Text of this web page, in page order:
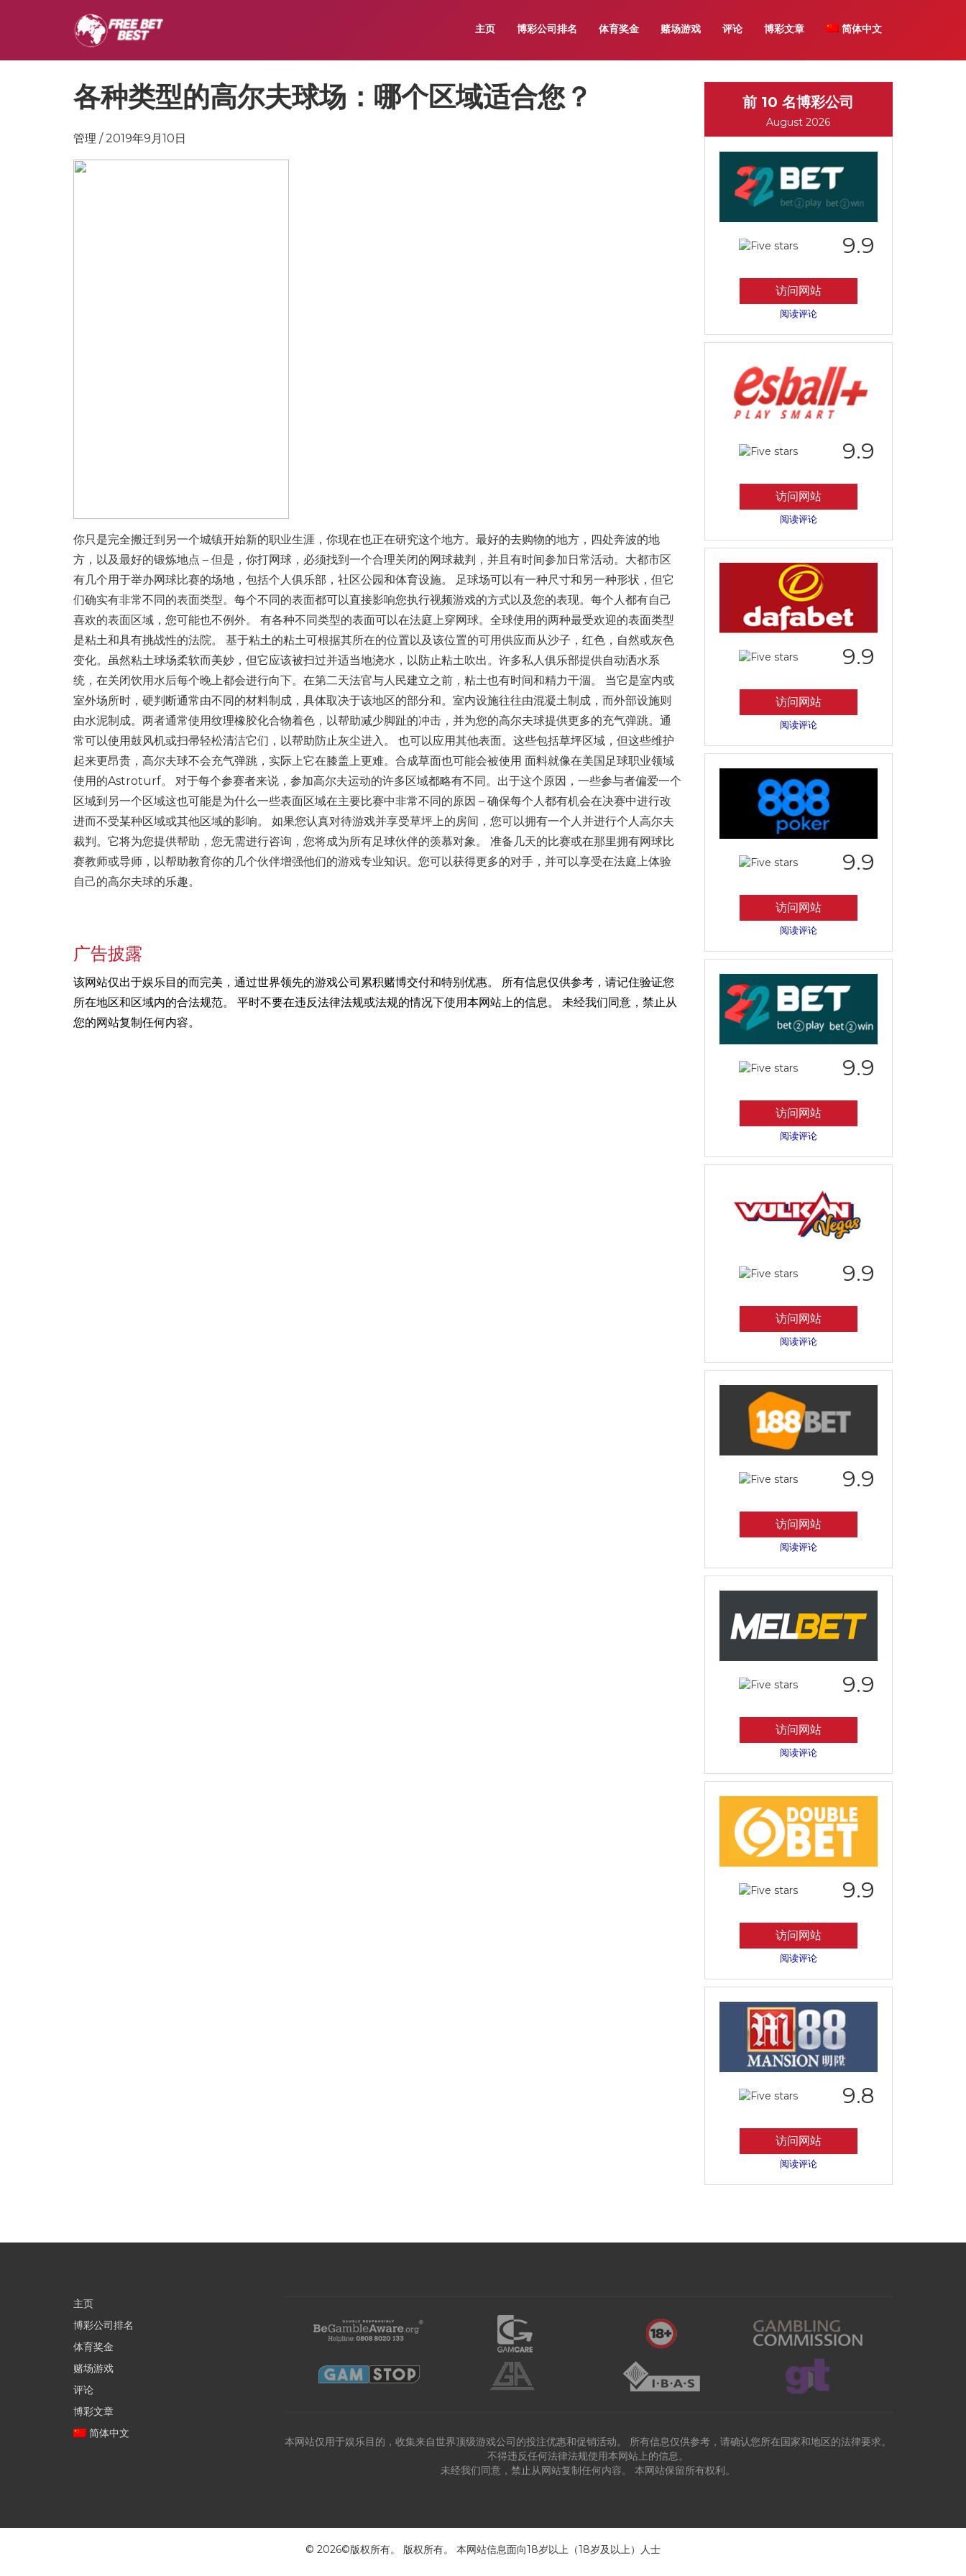
主页 博彩公司排名 体育奖金 赌场游戏 评论 博彩文章 简体中文
各种类型的高尔夫球场：哪个区域适合您？
管理 / 2019年9月10日
你只是完全搬迁到另一个城镇开始新的职业生涯，你现在也正在研究这个地方。最好的去购物的地方，四处奔波的地
方，以及最好的锻炼地点 – 但是，你打网球，必须找到一个合理关闭的网球裁判，并且有时间参加日常活动。大都市区
有几个用于举办网球比赛的场地，包括个人俱乐部，社区公园和体育设施。 足球场可以有一种尺寸和另一种形状，但它
们确实有非常不同的表面类型。每个不同的表面都可以直接影响您执行视频游戏的方式以及您的表现。每个人都有自己
喜欢的表面区域，您可能也不例外。 有各种不同类型的表面可以在法庭上穿网球。全球使用的两种最受欢迎​​的表面类型
是粘土和具有挑战性的法院。 基于粘土的粘土可根据其所在的位置以及该位置的可用供应而从沙子，红色，自然或灰色
变化。虽然粘土球场柔软而美妙，但它应该被扫过并适当地浇水，以防止粘土吹出。许多私人俱乐部提供自动洒水系
统，在关闭饮用水后每个晚上都会进行向下。在第二天法官与人民建立之前，粘土也有时间和精力干涸。 当它是室内或
室外场所时，硬判断通常由不同的材料制成，具体取决于该地区的部分和。室内设施往往由混凝土制成，而外部设施则
由水泥制成。两者通常使用纹理橡胶化合物着色，以帮助减少脚趾的冲击，并为您的高尔夫球提供更多的充气弹跳。通
常可以使用鼓风机或扫帚轻松清洁它们，以帮助防止灰尘进入。 也可以应用其他表面。这些包括草坪区域，但这些维护
起来更昂贵，高尔夫球不会充气弹跳，实际上它在膝盖上更难。合成草面也可能会被使用 面料就像在美国足球职业领域
使用的Astroturf。 对于每个参赛者来说，参加高尔夫运动的许多区域都略有不同。出于这个原因，一些参与者偏爱一个
区域到另一个区域这也可能是为什么一些表面区域在主要比赛中非常不同的原因 – 确保每个人都有机会在决赛中进行改
进而不受某种区域或其他区域的影响。 如果您认真对待游戏并享受草坪上的房间，您可以拥有一个人并进行个人高尔夫
裁判。它将为您提供帮助，您无需进行咨询，您将成为所有足球伙伴的羡慕对象。 准备几天的比赛或在那里拥有网球比
赛教师或导师，以帮助教育你的几个伙伴增强他们的游戏专业知识。您可以获得更多的对手，并可以享受在法庭上体验
自己的高尔夫球的乐趣。
广告披露
该网站仅出于娱乐目的而完美，通过世界领先的游戏公司累积赌博交付和特别优惠。 所有信息仅供参考，请记住验证您
所在地区和区域内的合法规范。 平时不要在违反法律法规或法规的情况下使用本网站上的信息。 未经我们同意，禁止从
您的网站复制任何内容。
前 10 名博彩公司
August 2026
9.9
访问网站
阅读评论
9.9
访问网站
阅读评论
9.9
访问网站
阅读评论
9.9
访问网站
阅读评论
9.9
访问网站
阅读评论
9.9
访问网站
阅读评论
9.9
访问网站
阅读评论
9.9
访问网站
阅读评论
9.9
访问网站
阅读评论
9.8
访问网站
阅读评论
主页
博彩公司排名
体育奖金
赌场游戏
评论
博彩文章
简体中文
本网站仅用于娱乐目的，收集来自世界顶级游戏公司的投注优惠和促销活动。 所有信息仅供参考，请确认您所在国家和地区的法律要求。
不得违反任何法律法规使用本网站上的信息。
未经我们同意，禁止从网站复制任何内容。 本网站保留所有权利。
© 2026©版权所有。 版权所有。 本网站信息面向18岁以上（18岁及以上）人士